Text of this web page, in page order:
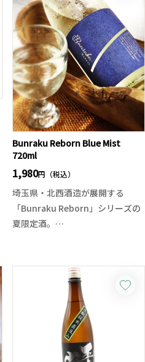
をしっかりとまとめてくれ、華や
かで上品な香りにバランスの取れ
た味わいは愛山の特徴が充分に引
き出されています。
年々評価の高まっている天竺シリ
ーズの中でも入荷量の少ない限定
品です。
Bunraku Reborn Blue Mist
720ml
1,980円（税込）
埼玉県・北西酒造が展開する
「Bunraku Reborn」シリーズの
夏限定酒。
をさらに磨き上げた一本です。芳
醇な甘い香りと舌の上で弾けるき
め細やかなガス感、ハリのある美
しい酸と軽やかな甘みが絶妙に調
和し、夏にぴったりの爽快な味わ
いに仕上がりました。